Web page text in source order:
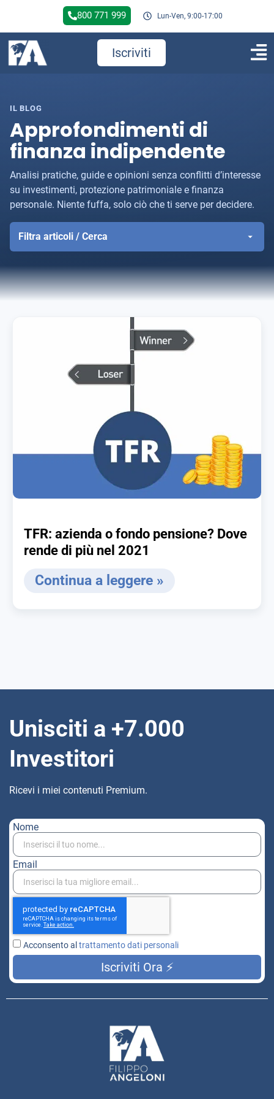
800 771 999 Lun-Ven, 9:00-17:00
Iscriviti
IL BLOG
Approfondimenti di
finanza indipendente
Analisi pratiche, guide e opinioni senza conflitti d’interesse
su investimenti, protezione patrimoniale e finanza
personale. Niente fuffa, solo ciò che ti serve per decidere.
Filtra articoli / Cerca
TFR: azienda o fondo pensione? Dove
rende di più nel 2021
Continua a leggere »
Unisciti a +7.000
Investitori
Ricevi i miei contenuti Premium.
Nome
Email
Acconsento al trattamento dati personali
Iscriviti Ora ⚡